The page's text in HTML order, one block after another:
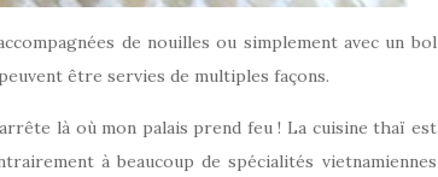
de nouilles ou simplement avec un bol
être servies de multiples façons.
là où mon palais prend feu ! La cuisine thaï est
à beaucoup de spécialités vietnamiennes